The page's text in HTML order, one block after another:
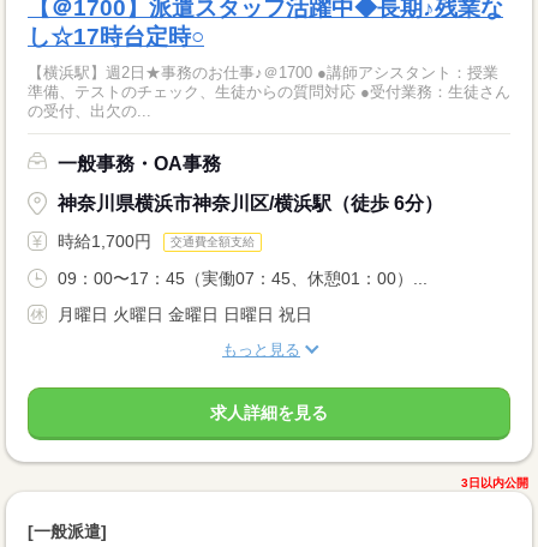
【＠1700】派遣スタッフ活躍中◆長期♪残業な
し☆17時台定時○
【横浜駅】週2日★事務のお仕事♪＠1700 ●講師アシスタント：授業
準備、テストのチェック、生徒からの質問対応 ●受付業務：生徒さん
の受付、出欠の...
一般事務・OA事務
神奈川県横浜市神奈川区/横浜駅（徒歩 6分）
時給1,700円 交通費全額支給
09：00〜17：45（実働07：45、休憩01：00）...
月曜日 火曜日 金曜日 日曜日 祝日
もっと見る
求人詳細を見る
3日以内公開
[一般派遣]